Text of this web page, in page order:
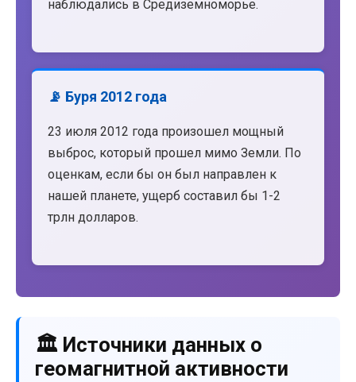
наблюдались в Средиземноморье.
📡 Буря 2012 года
23 июля 2012 года произошел мощный
выброс, который прошел мимо Земли. По
оценкам, если бы он был направлен к
нашей планете, ущерб составил бы 1-2
трлн долларов.
🏛️ Источники данных о
геомагнитной активности